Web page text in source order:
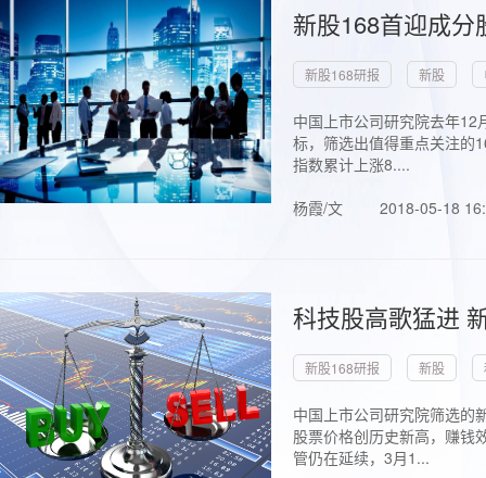
新股168首迎成
新股168研报 新股
中国上市公司研究院去年
标，筛选出值得重点关注的
指数累计上涨8....
杨霞/文
2018-05-18
科技股高歌猛进
新股168研报 新股
中国上市公司研究院筛选的
股票价格创历史新高，赚钱
管仍在延续，3月1...